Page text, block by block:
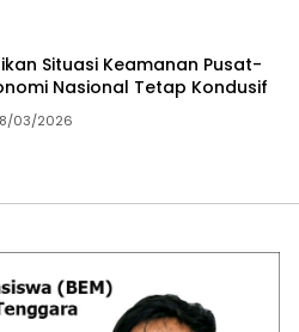
Situasi Keamanan Pusat-
Nasional Tetap Kondusif
03/2026